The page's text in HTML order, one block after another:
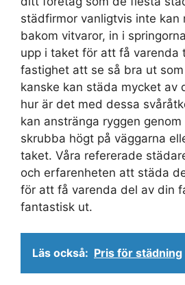
städfirmor vanligtvis inte kan
bakom vitvaror, in i
upp i taket för att få varenda
fastighet att se så bra ut
kanske kan städa mycket av
hur är det med dessa
kan anstränga ryggen
skrubba högt på väggarna
taket. Våra refererade
och erfarenheten att städa
för att få varenda del av din
fantastisk ut.
Läs också: Pris för städning